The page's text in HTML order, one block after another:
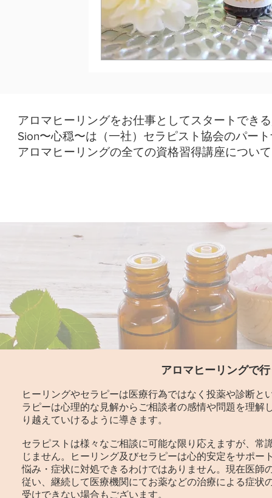
アロマヒーリングをお仕事としてスタートでき
Sion〜心穏〜は（一社）セラピスト協会のパー
アロマヒーリングの全ての資格習得講座につい
アロマヒーリングで
ヒーリングやセラピーは医療行為ではなく投薬や診断
ラピーは心理的な見解からご相談者の感情や問題を理
り越えていけるように導きます。
セラピストは様々なご相談に可能な限り応えますが、
じません。ヒーリング及びセラピーは心的安定をサポ
悩み・症状に対処できるわけではありません。現在医
従い、継続して医療機関にてお薬などの治療による症
受けできない場合もございます。